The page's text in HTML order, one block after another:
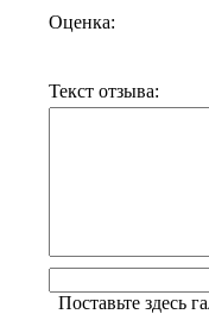
Оценка:
Текст отзыва:
Поставьте здесь